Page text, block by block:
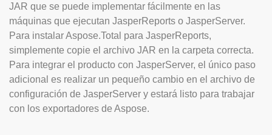
JAR que se puede implementar fácilmente en las
máquinas que ejecutan JasperReports o JasperServer.
Para instalar Aspose.Total para JasperReports,
simplemente copie el archivo JAR en la carpeta correcta.
Para integrar el producto con JasperServer, el único paso
adicional es realizar un pequeño cambio en el archivo de
configuración de JasperServer y estará listo para trabajar
con los exportadores de Aspose.